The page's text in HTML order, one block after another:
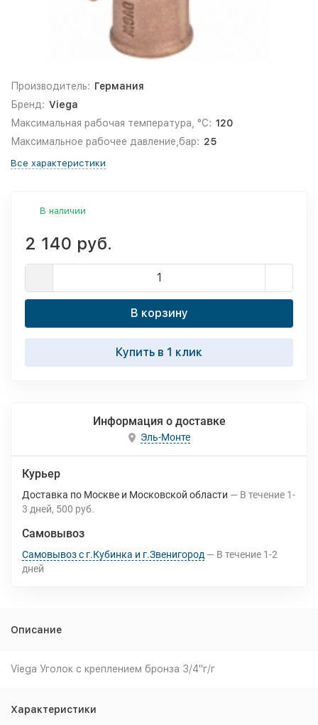
Производитель: Германия
Бренд: Viega
Максимальная рабочая температура, °С: 120
Максимальное рабочее давление,бар: 25
Все характеристики
В наличии
2 140 руб.
В корзину
Купить в 1 клик
Информация о доставке
Эль-Монте
Курьер
Доставка по Москве и Московской области В течение 1-
3 дней 500 руб.
Самовывоз
Самовывоз с г.Кубинка и г.Звенигород В течение 1-2
дней
Описание
Viega Уголок с креплением бронза 3/4"г/г
Характеристики